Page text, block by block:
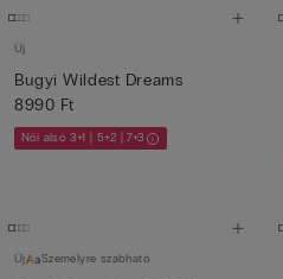
Új
Bugyi Wildest Dreams
8990 Ft
Női alsó 3+1 | 5+2 | 7+3
Új Személyre szabható